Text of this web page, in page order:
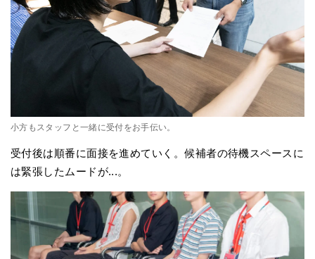
小方もスタッフと一緒に受付をお手伝い。
受付後は順番に面接を進めていく。候補者の待機スペースに
は緊張したムードが...。